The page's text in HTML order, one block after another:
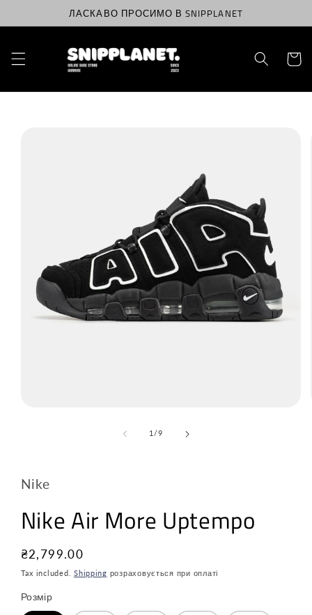
вмісту
ЛАСКАВО ПРОСИМО В SNIPPLANET
1 /з9
Nike
Nike Air More Uptempo
Звичайна
ціна
₴2,799.00
Tax included.Shipping розраховується при оплаті
Розмір